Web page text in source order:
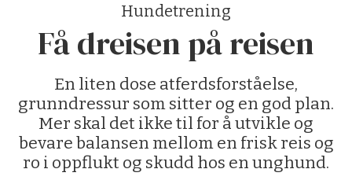
Hundetrening
Få dreisen på reisen
En liten dose atferdsforståelse,
grunndressur som sitter og en god plan.
Mer skal det ikke til for å utvikle og
bevare balansen mellom en frisk reis og
ro i oppflukt og skudd hos en unghund.